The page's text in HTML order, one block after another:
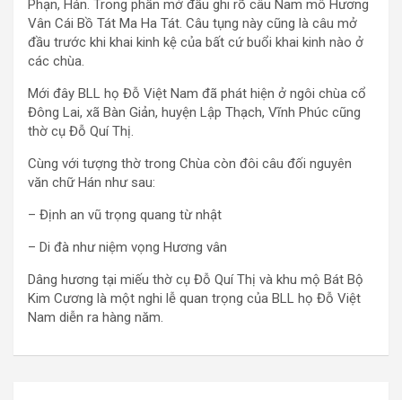
Phạn, Hán. Trong phần mở đầu ghi rõ câu Nam mô Hương
Vân Cái Bồ Tát Ma Ha Tát. Câu tụng này cũng là câu mở
đầu trước khi khai kinh kệ của bất cứ buổi khai kinh nào ở
các chùa.
Mới đây BLL họ Đỗ Việt Nam đã phát hiện ở ngôi chùa cổ
Đông Lai, xã Bàn Giản, huyện Lập Thạch, Vĩnh Phúc cũng
thờ cụ Đỗ Quí Thị.
Cùng với tượng thờ trong Chùa còn đôi câu đối nguyên
văn chữ Hán như sau:
– Định an vũ trọng quang từ nhật
– Di đà như niệm vọng Hương vân
Dâng hương tại miếu thờ cụ Đỗ Quí Thị và khu mộ Bát Bộ
Kim Cương là một nghi lễ quan trọng của BLL họ Đỗ Việt
Nam diễn ra hàng năm.